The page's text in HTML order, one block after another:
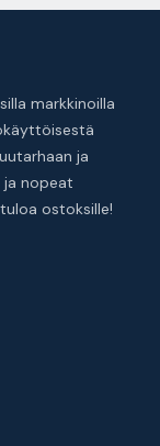
markkinoilla
ja
ja nopeat
ostoksille!